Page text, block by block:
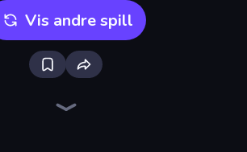
Vis andre spill